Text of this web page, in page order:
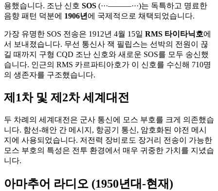
용했습니다. 조난 신호 SOS (···———···)는 독특하고 명료한
음향 패턴 덕분에 1906년 에 국제적으로 채택되었습니다.
가장 유명한 SOS 전송은 1912년 4월 15일 RMS 타이타닉호에
서 보내졌습니다. 무선 통신사 잭 필립스는 선박의 전원이 끊
길 때까지 구형 CQD 조난 신호와 새로운 SOS를 모두 송신했
습니다. 인근의 RMS 카르파티아호가 이 신호를 수신해 710명
의 생존자를 구조했습니다.
제1차 및 제2차 세계대전
두 차례의 세계대전은 군사 통신에 모스 부호를 크게 의존했습
니다. 함선-해안 간 메시지, 항공기 통신, 암호화된 야전 메시
지에 사용되었습니다. 저전력 장비로도 장거리 전송이 가능한
모스 부호의 특성은 전투 환경에서 매우 귀중한 가치를 지녔습
니다.
아마추어 라디오 (1950년대-현재)